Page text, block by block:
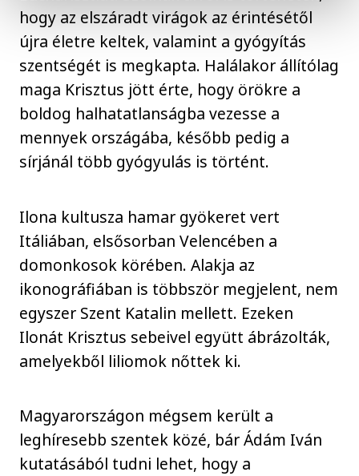
hogy az elszáradt virágok az érintésétől
újra életre keltek, valamint a gyógyítás
szentségét is megkapta. Halálakor állítólag
maga Krisztus jött érte, hogy örökre a
boldog halhatatlanságba vezesse a
mennyek országába, később pedig a
sírjánál több gyógyulás is történt.
Ilona kultusza hamar gyökeret vert
Itáliában, elsősorban Velencében a
domonkosok körében. Alakja az
ikonográfiában is többször megjelent, nem
egyszer Szent Katalin mellett. Ezeken
Ilonát Krisztus sebeivel együtt ábrázolták,
amelyekből liliomok nőttek ki.
Magyarországon mégsem került a
leghíresebb szentek közé, bár Ádám Iván
kutatásából tudni lehet, hogy a